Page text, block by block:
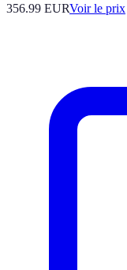
356.99 EURVoir le prix